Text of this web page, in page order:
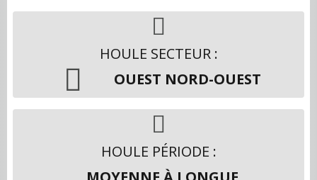
HOULE SECTEUR :
OUEST NORD-OUEST
HOULE PÉRIODE :